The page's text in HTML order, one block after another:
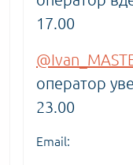
17.00
оператор
23.00
Email: